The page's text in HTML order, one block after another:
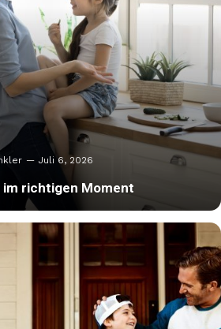
Juli 6, 2026
richtigen Moment